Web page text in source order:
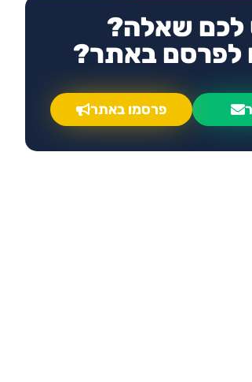
לכם שאלה?
לפרסם באתר?
פרסמו באתר